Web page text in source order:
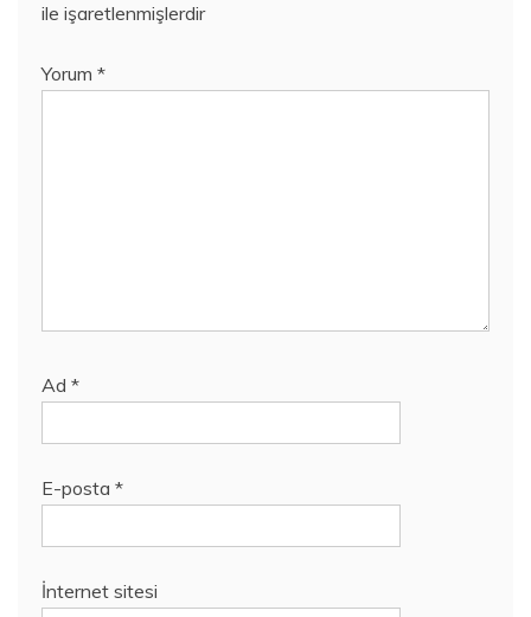
ile işaretlenmişlerdir
Yorum *
Ad *
E-posta *
İnternet sitesi